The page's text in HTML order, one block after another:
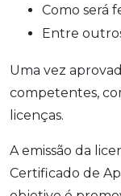
Como
Entre
Uma vez
competentes,
licenças.
A emissão da
Certificado de